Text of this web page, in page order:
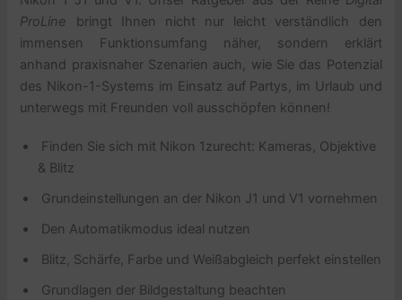
ProLine bringt Ihnen nicht nur leicht verständlich den
immensen Funktionsumfang näher, sondern erklärt
anhand praxisnaher Szenarien auch, wie Sie das Potenzial
des Nikon-1-Systems im Einsatz auf Partys, im Urlaub und
unterwegs mit Freunden voll ausschöpfen können!
Finden Sie sich mit Nikon 1zurecht: Kameras, Objektive
& Blitz
Grundeinstellungen an der Nikon J1 und V1 vornehmen
Den Automatikmodus ideal nutzen
Blitz, Schärfe, Farbe und Weißabgleich perfekt einstellen
Grundlagen der Bildgestaltung beachten